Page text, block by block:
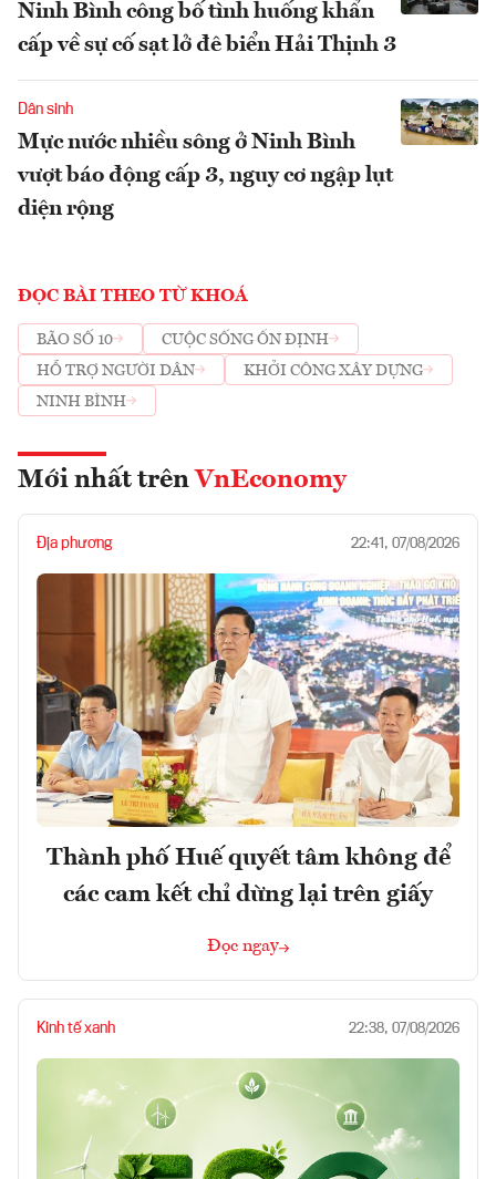
Ninh Bình công bố tình huống khẩn
cấp về sự cố sạt lở đê biển Hải Thịnh 3
Dân sinh
Mực nước nhiều sông ở Ninh Bình
vượt báo động cấp 3, nguy cơ ngập lụt
diện rộng
ĐỌC BÀI THEO TỪ KHOÁ
BÃO SỐ 10
CUỘC SỐNG ỔN ĐỊNH
HỖ TRỢ NGƯỜI DÂN
KHỞI CÔNG XÂY DỰNG
NINH BÌNH
Mới nhất trên VnEconomy
Địa phương 22:41, 07/08/2026
Thành phố Huế quyết tâm không để
các cam kết chỉ dừng lại trên giấy
Đọc ngay
Kinh tế xanh 22:38, 07/08/2026